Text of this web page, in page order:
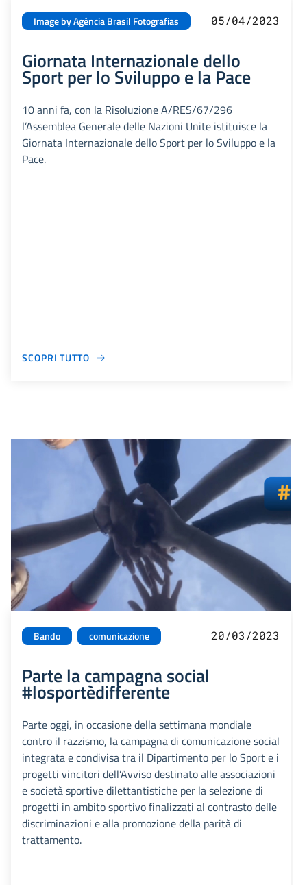
Image by Agência Brasil Fotografias 05/04/2023
Giornata Internazionale dello
Sport per lo Sviluppo e la Pace
10 anni fa, con la Risoluzione A/RES/67/296
l’Assemblea Generale delle Nazioni Unite istituisce la
Giornata Internazionale dello Sport per lo Sviluppo e la
Pace.
SCOPRI TUTTO
Bando comunicazione 20/03/2023
Parte la campagna social
#losportèdifferente
Parte oggi, in occasione della settimana mondiale
contro il razzismo, la campagna di comunicazione social
integrata e condivisa tra il Dipartimento per lo Sport e i
progetti vincitori dell’Avviso destinato alle associazioni
e società sportive dilettantistiche per la selezione di
progetti in ambito sportivo finalizzati al contrasto delle
discriminazioni e alla promozione della parità di
trattamento.